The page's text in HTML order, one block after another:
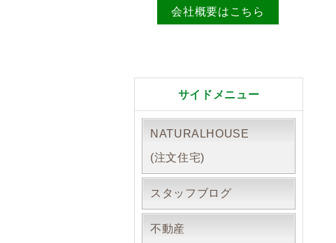
会社概要はこちら
サイドメニュー
NATURALHOUSE
(注文住宅)
スタッフブログ
不動産